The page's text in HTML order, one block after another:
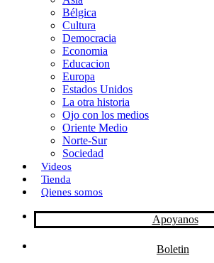
i
r
Bélgica
Cultura
Democracia
Economia
Educacion
Europa
Estados Unidos
La otra historia
Ojo con los medios
Oriente Medio
Norte-Sur
Sociedad
Videos
Tienda
Qienes somos
Apoyanos
Boletin